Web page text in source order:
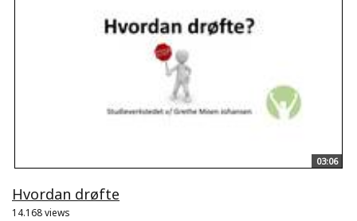
03:06
Hvordan drøfte
14.168 views